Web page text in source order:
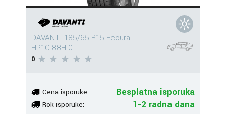
DAVANTI 185/65 R15 Ecoura
HP1C 88H 0
0
Cena isporuke: Besplatna isporuka
Rok isporuke: 1-2 radna dana